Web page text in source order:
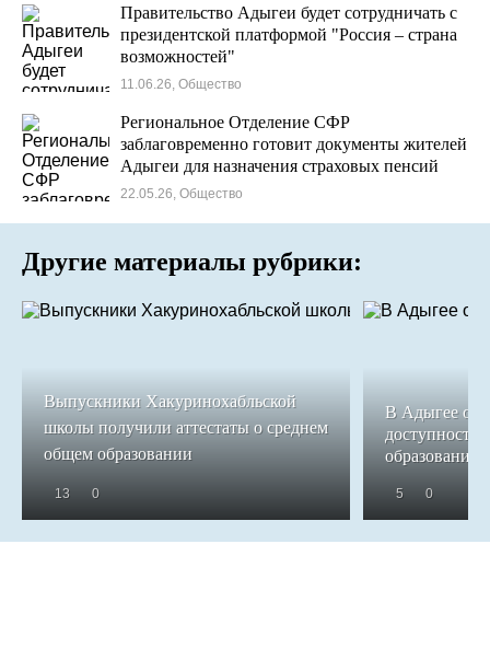
Правительство Адыгеи будет сотрудничать с
президентской платформой "Россия – страна
возможностей"
11.06.26, Общество
Региональное Отделение СФР
заблаговременно готовит документы жителей
Адыгеи для назначения страховых пенсий
22.05.26, Общество
Другие материалы рубрики:
Выпускники Хакуринохабльской
школы получили аттестаты о среднем
общем образовании
13 0
В Адыгее
доступность
образования
5 0